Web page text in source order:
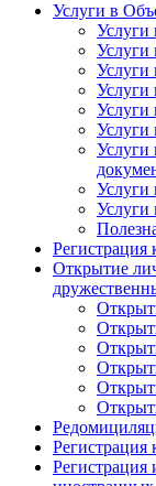
Услуги в
Услуги
Услуги
Услуги
Услуги
Услуги
Услуги
Услуги
Услуги
Регистрация
Открытие